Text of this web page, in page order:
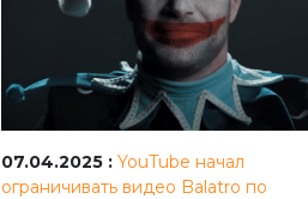
07.04.2025 : YouTube начал
ограничивать видео Balatro по